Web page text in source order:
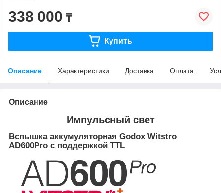
338 000 ₸
Купить
Описание Характеристики Доставка Оплата
Описание
Импульсный свет
Вспышка аккумуляторная Godox Witstro
AD600Pro с поддержкой TTL